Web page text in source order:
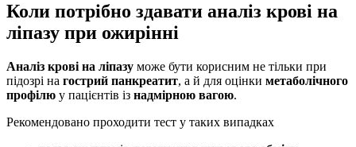
Коли потрібно здавати аналіз крові на
ліпазу при ожирінні
Аналіз крові на ліпазу може бути корисним не тільки при
підозрі на гострий панкреатит, а й для оцінки метаболічного
профілю у пацієнтів із надмірною вагою.
Рекомендовано проходити тест у таких випадках